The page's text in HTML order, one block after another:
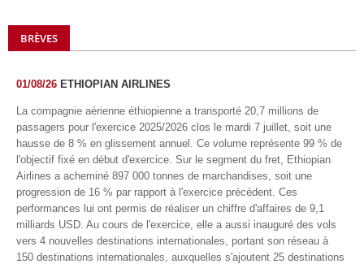
BRÈVES
01/08/26 ETHIOPIAN AIRLINES
La compagnie aérienne éthiopienne a transporté 20,7 millions de
passagers pour l'exercice 2025/2026 clos le mardi 7 juillet, soit une
hausse de 8 % en glissement annuel. Ce volume représente 99 % de
l'objectif fixé en début d'exercice. Sur le segment du fret, Ethiopian
Airlines a acheminé 897 000 tonnes de marchandises, soit une
progression de 16 % par rapport à l'exercice précédent. Ces
performances lui ont permis de réaliser un chiffre d'affaires de 9,1
milliards USD. Au cours de l'exercice, elle a aussi inauguré des vols
vers 4 nouvelles destinations internationales, portant son réseau à
150 destinations internationales, auxquelles s'ajoutent 25 destinations